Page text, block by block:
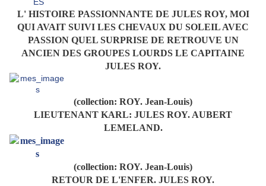
L' HISTOIRE PASSIONNANTE DE JULES ROY, MOI
QUI AVAIT SUIVI LES CHEVAUX DU SOLEIL AVEC
PASSION QUEL SURPRISE DE RETROUVE UN
ANCIEN DES GROUPES LOURDS LE CAPITAINE
JULES ROY.
(collection: ROY. Jean-Louis)
LIEUTENANT KARL: JULES ROY. AUBERT
LEMELAND.
(collection: ROY. Jean-Louis)
RETOUR DE L'ENFER. JULES ROY.